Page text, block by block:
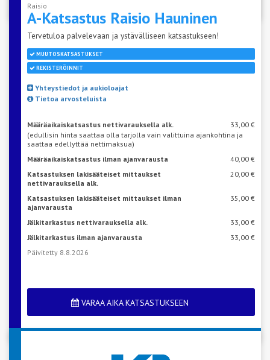
Raisio
A-Katsastus Raisio Hauninen
Tervetuloa palvelevaan ja ystävälliseen katsastukseen!
MUUTOSKATSASTUKSET
REKISTERÖINNIT
Yhteystiedot ja aukioloajat
Tietoa arvosteluista
Määräaikaiskatsastus nettivarauksella alk.
33,00 €
(edullisin hinta saattaa olla tarjolla vain valittuina ajankohtina ja
saattaa edellyttää nettimaksua)
Määräaikaiskatsastus ilman ajanvarausta
40,00 €
Katsastuksen lakisääteiset mittaukset
nettivarauksella alk.
20,00 €
Katsastuksen lakisääteiset mittaukset ilman
ajanvarausta
35,00 €
Jälkitarkastus nettivarauksella alk.
33,00 €
Jälkitarkastus ilman ajanvarausta
33,00 €
Päivitetty 8.8.2026
VARAA AIKA KATSASTUKSEEN